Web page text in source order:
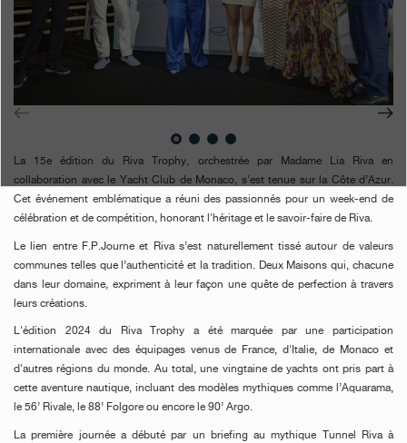
La 15e édition du Riva Trophy, orchestrée par Madame Lia Riva en
collaboration avec le Yacht Club de Monaco, s'est tenue sur la Côte d’Azur.
Cet événement emblématique a réuni des passionnés pour un week-end de
célébration et de compétition, honorant l'héritage et le savoir-faire de Riva.
Le lien entre F.P.Journe et Riva s’est naturellement tissé autour de valeurs
communes telles que l’authenticité et la tradition. Deux Maisons qui, chacune
dans leur domaine, expriment à leur façon une quête de perfection à travers
leurs créations.
L'édition 2024 du Riva Trophy a été marquée par une participation
internationale avec des équipages venus de France, d'Italie, de Monaco et
d'autres régions du monde. Au total, une vingtaine de yachts ont pris part à
cette aventure nautique, incluant des modèles mythiques comme l’Aquarama,
le 56’ Rivale, le 88’ Folgore ou encore le 90’ Argo.
La première journée a débuté par un briefing au mythique Tunnel Riva à